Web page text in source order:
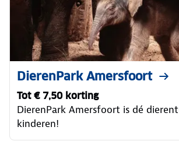
DierenPark Amersfoort
Tot € 7,50 korting
DierenPark Amersfoort is dé
kinderen!